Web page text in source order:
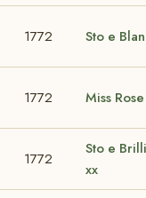
1772 Sto e
1772 Miss
1772
Sto e
xx